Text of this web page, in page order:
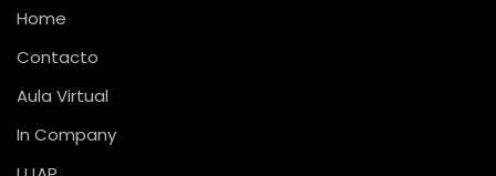
Home
Contacto
Aula Virtual
In Company